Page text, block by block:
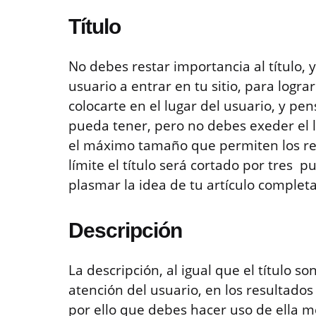
Título
No debes restar importancia al título,
usuario a entrar en tu sitio, para
colocarte en el lugar del usuario, y
pueda tener, pero no debes exeder el
el máximo tamaño que permiten los
límite el título será cortado por tres
plasmar la idea de tu artículo
Descripción
La descripción, al igual que el título
atención del usuario, en los
por ello que debes hacer uso de ella